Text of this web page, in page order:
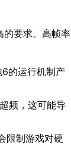
的要求。高帧率
6的运行机制产
频，这可能导
限制游戏对硬